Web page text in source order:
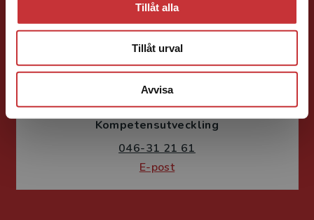
Tillåt alla
Tillåt urval
Avvisa
Susanne Borg-Törn
Förlagskoordinator Kurslitteratur och
Kompetensutveckling
046-31 21 61
E-post